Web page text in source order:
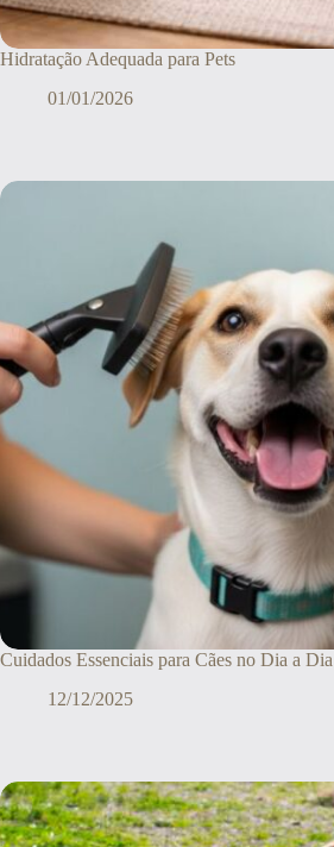
Hidratação Adequada para Pets
01/01/2026
Cuidados Essenciais para Cães no Dia a Dia
12/12/2025